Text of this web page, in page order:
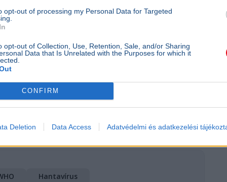
opt-out of processing my Personal Data for Targeted
opt-out of Collection, Use, Retention, Sale, and/or Sharing
Data that Is Unrelated with the Purposes for which it
CONFIRM
Deletion Data Access Adatvédelmi és adatkezelési
jelenleg kifejezetten alacsony.
tehát kiragadnak egy szakmai listát a
tüntessék fel, miközben az valójában a
folyamat része.
Hantavírus